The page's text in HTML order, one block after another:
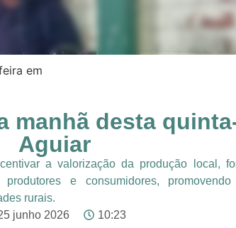
em
manhã desta
Aguiar
a valorização da produção local,
e consumidores,
rurais.
junho 2026
10:23